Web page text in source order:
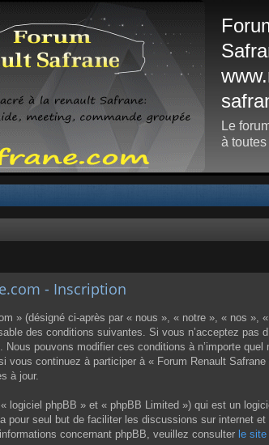
Le
à
- Inscription
» (désigné ci-après par « nous », « notre », « nos
des conditions suivantes. Si vous n’acceptez
pouvons modifier ces conditions à n’importe
continuez à participer à « Forum Renault
à jour.
logiciel phpBB » et « phpBB Limited ») qui est un
pour seul but de faciliter les discussions sur internet
concernant phpBB, veuillez consulter le